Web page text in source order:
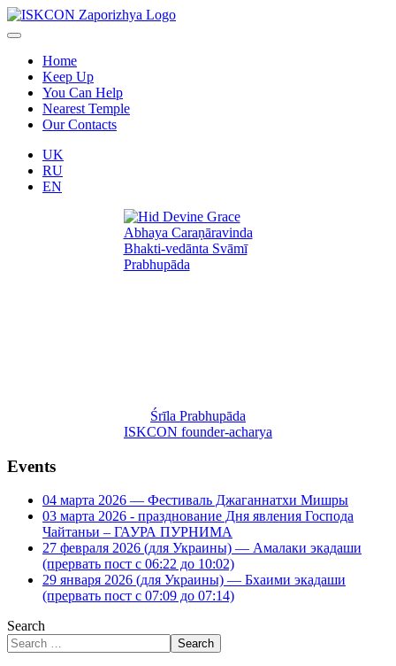
Home
Keep Up
You Can Help
Nearest Temple
Our Contacts
UK
RU
EN
Śrīla Prabhupāda
ISKCON founder-acharya
Events
04 марта 2026 — Фестиваль Джаганнатхи Мишры
03 марта 2026 - празднование Дня явления Господа
Чайтаньи – ГАУРА ПУРНИМА
27 февраля 2026 (для Украины) — Амалаки экадаши
(прервать пост с 06:22 до 10:02)
29 января 2026 (для Украины) — Бхаими экадаши
(прервать пост с 07:09 до 07:14)
Search
Search